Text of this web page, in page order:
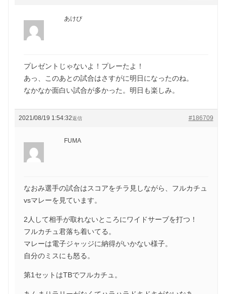
あけび
プレゼントじゃないよ！プレーたよ！
あっ、このあとの試合はさすがに明日になったのね。
なかなか面白い試合が多かった。明日も楽しみ。
2021/08/19 1:54:32 #186709
返信
FUMA
なおみ選手の試合はスコアをチラ見しながら、フルカチュ
vsマレーを見ています。
2人して相手が取れないところにワイドサーブを打つ！
フルカチュ君落ち着いてる。
マレーは電子ジャッジに納得がいかない様子。
自分のミスにも怒る。
第1セットはTBでフルカチュ。